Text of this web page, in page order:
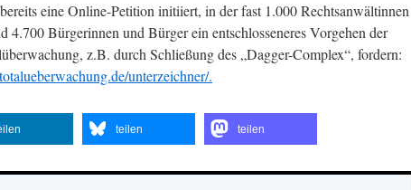
eine Online-Petition initiiert, in der fast 1.000 Rechtsanwältinnen
4.700 Bürgerinnen und Bürger ein entschlosseneres Vorgehen der
z.B. durch Schließung des „Dagger-Complex“, fordern:
unterzeichner/.
teilen teilen